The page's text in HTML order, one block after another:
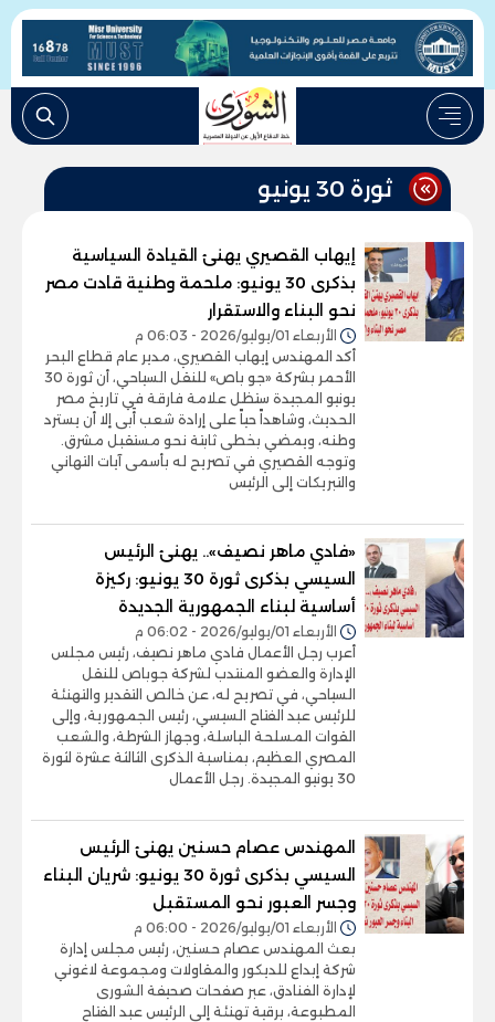
ثورة 30 يونيو
إيهاب القصيري يهنئ القيادة السياسية
بذكرى 30 يونيو: ملحمة وطنية قادت مصر
نحو البناء والاستقرار
الأربعاء 01/يوليو/2026 - 06:03 م
أكد المهندس إيهاب القصيري، مدير عام قطاع البحر
الأحمر بشركة «جو باص» للنقل السياحي، أن ثورة 30
يونيو المجيدة ستظل علامة فارقة في تاريخ مصر
الحديث، وشاهداً حياً على إرادة شعب أَبى إلا أن يسترد
وطنه، ويمضي بخطى ثابتة نحو مستقبل مشرق.
وتوجه القصيري في تصريح له بأسمى آيات التهاني
والتبريكات إلى الرئيس
«فادي ماهر نصيف».. يهنئ الرئيس
السيسي بذكرى ثورة 30 يونيو: ركيزة
أساسية لبناء الجمهورية الجديدة
الأربعاء 01/يوليو/2026 - 06:02 م
أعرب رجل الأعمال فادي ماهر نصيف، رئيس مجلس
الإدارة والعضو المنتدب لشركة جوباص للنقل
السياحي، في تصريح له، عن خالص التقدير والتهنئة
للرئيس عبد الفتاح السيسي، رئيس الجمهورية، وإلى
القوات المسلحة الباسلة، وجهاز الشرطة، والشعب
المصري العظيم، بمناسبة الذكرى الثالثة عشرة لثورة
30 يونيو المجيدة. رجل الأعمال
المهندس عصام حسنين يهنئ الرئيس
السيسي بذكرى ثورة 30 يونيو: شريان البناء
وجسر العبور نحو المستقبل
الأربعاء 01/يوليو/2026 - 06:00 م
بعث المهندس عصام حسنين، رئيس مجلس إدارة
شركة إبداع للديكور والمقاولات ومجموعة لاغوني
لإدارة الفنادق، عبر صفحات صحيفة الشورى
المطبوعة، برقية تهنئة إلى الرئيس عبد الفتاح